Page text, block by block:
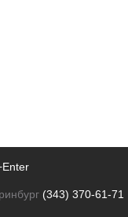
(343) 370-61-71